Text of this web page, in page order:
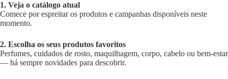
1. Veja o catálogo atual
Comece por espreitar os produtos e campanhas disponíveis neste
momento.
2. Escolha os seus produtos favoritos
Perfumes, cuidados de rosto, maquilhagem, corpo, cabelo ou bem-estar
— há sempre novidades para descobrir.